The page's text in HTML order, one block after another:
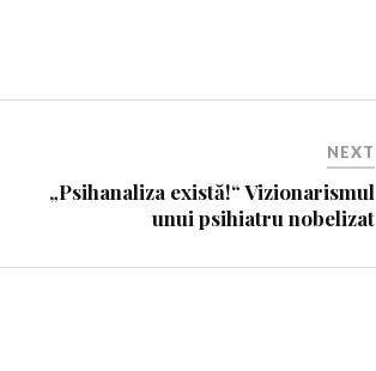
NEXT
„Psihanaliza există!“ Vizionarismul
unui psihiatru nobelizat